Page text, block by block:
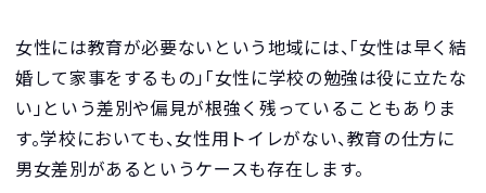
女性には教育が必要ないという地域には、「女性は早く結
婚して家事をするもの」「女性に学校の勉強は役に立たな
い」という差別や偏見が根強く残っていることもありま
す。学校においても、女性用トイレがない、教育の仕方に
男女差別があるというケースも存在します。